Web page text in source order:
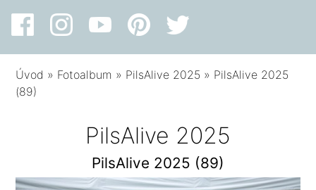
Úvod » Fotoalbum » PilsAlive 2025 » PilsAlive 2025
(89)
PilsAlive 2025
PilsAlive 2025 (89)